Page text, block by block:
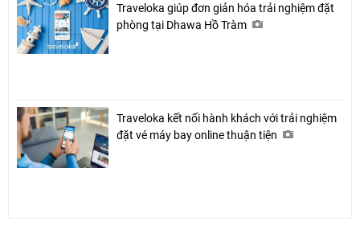
Traveloka giúp đơn giản hóa trải nghiệm đặt
phòng tại Dhawa Hồ Tràm
Traveloka kết nối hành khách với trải nghiệm
đặt vé máy bay online thuận tiện